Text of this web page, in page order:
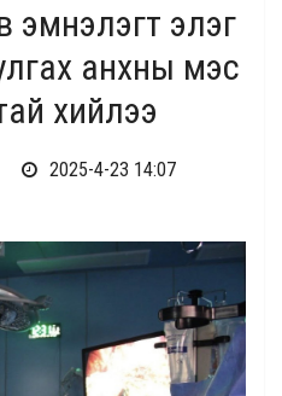
эмнэлэгт элэг
анхны мэс
хийлээ
2025-4-23 14:07